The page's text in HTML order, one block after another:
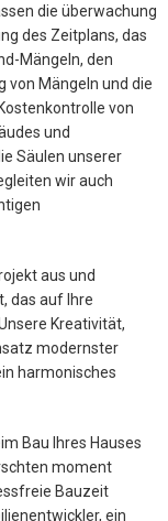
die überwachung
des Zeitplans, das
Mängeln, den
von Mängeln und die
von
und
Säulen unserer
wir auch
aus und
das auf Ihre
Kreativität,
modernster
harmonisches
Bau Ihres Hauses
moment
Bauzeit
ein